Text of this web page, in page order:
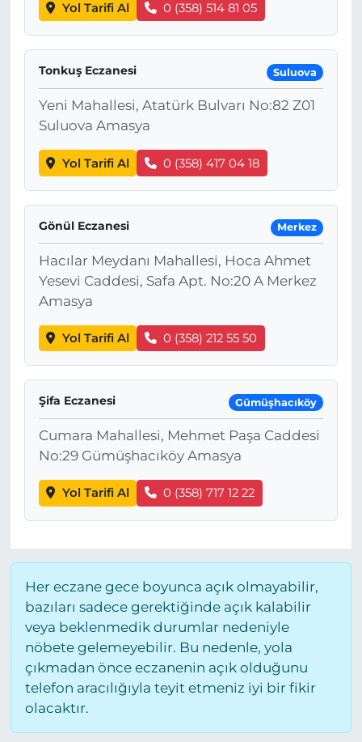
Yol Tarifi Al 0 (358) 514 81 05
Tonkuş Eczanesi Suluova
Yeni Mahallesi, Atatürk Bulvarı No:82 Z01
Suluova Amasya
Yol Tarifi Al 0 (358) 417 04 18
Gönül Eczanesi Merkez
Hacılar Meydanı Mahallesi, Hoca Ahmet
Yesevi Caddesi, Safa Apt. No:20 A Merkez
Amasya
Yol Tarifi Al 0 (358) 212 55 50
Şifa Eczanesi Gümüşhacıköy
Cumara Mahallesi, Mehmet Paşa Caddesi
No:29 Gümüşhacıköy Amasya
Yol Tarifi Al 0 (358) 717 12 22
Her eczane gece boyunca açık olmayabilir,
bazıları sadece gerektiğinde açık kalabilir
veya beklenmedik durumlar nedeniyle
nöbete gelemeyebilir. Bu nedenle, yola
çıkmadan önce eczanenin açık olduğunu
telefon aracılığıyla teyit etmeniz iyi bir fikir
olacaktır.